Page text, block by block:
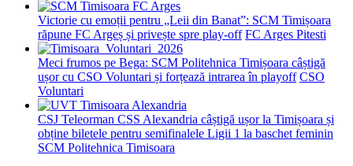
Victorie cu emoții pentru „Leii din Banat”: SCM Timișoara
răpune FC Argeș și privește spre play-off FC Arges Pitesti
Meci frumos pe Bega: SCM Politehnica Timișoara câștigă
ușor cu CSO Voluntari și forțează intrarea în playoff CSO
Voluntari
CSJ Teleorman CSS Alexandria câștigă ușor la Timișoara și
obține biletele pentru semifinalele Ligii 1 la baschet feminin
SCM Politehnica Timisoara